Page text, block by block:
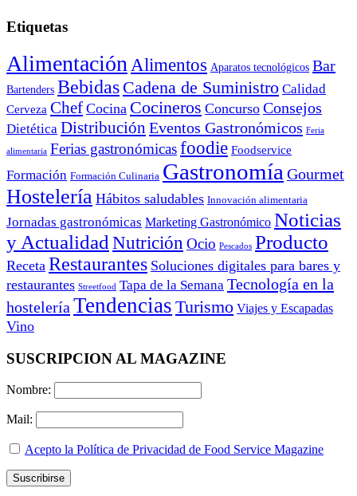
Etiquetas
Alimentación Alimentos Aparatos tecnológicos Bar
Bartenders Bebidas Cadena de Suministro Calidad
Cerveza Chef Cocina Cocineros Concurso Consejos
Dietética Distribución Eventos Gastronómicos Feria
alimentaria Ferias gastronómicasfoodie Foodservice
Formación Formación Culinaria Gastronomía Gourmet
Hostelería Hábitos saludables Innovación alimentaria
Jornadas gastronómicas Marketing Gastronómico Noticias
y Actualidad Nutrición Ocio Pescados Producto
Receta Restaurantes Soluciones digitales para bares y
restaurantes Streetfood Tapa de la Semana Tecnología en la
hostelería Tendencias Turismo Viajes y Escapadas
Vino
SUSCRIPCION AL MAGAZINE
Nombre:
Mail:
Acepto la Política de Privacidad de Food Service Magazine